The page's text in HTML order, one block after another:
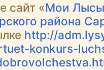
сайт «Мои
района
http://
konkurs-